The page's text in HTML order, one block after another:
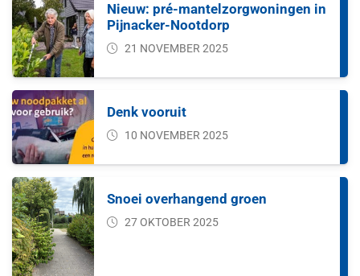
Nieuw: pré-mantelzorgwoningen in
Pijnacker-Nootdorp
21 NOVEMBER 2025
Denk vooruit
10 NOVEMBER 2025
Snoei overhangend groen
27 OKTOBER 2025